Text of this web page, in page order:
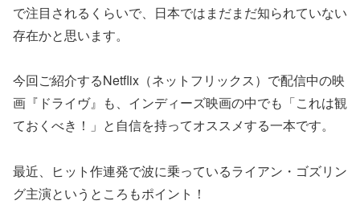
で注目されるくらいで、日本ではまだまだ知られていない
存在かと思います。
今回ご紹介するNetflix（ネットフリックス）で配信中の映
画『ドライヴ』も、インディーズ映画の中でも「これは観
ておくべき！」と自信を持ってオススメする一本です。
最近、ヒット作連発で波に乗っているライアン・ゴズリン
グ主演というところもポイント！